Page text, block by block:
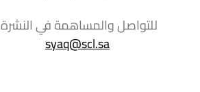
للتواصل والمساهمة في النشرة
syaq@scl.sa